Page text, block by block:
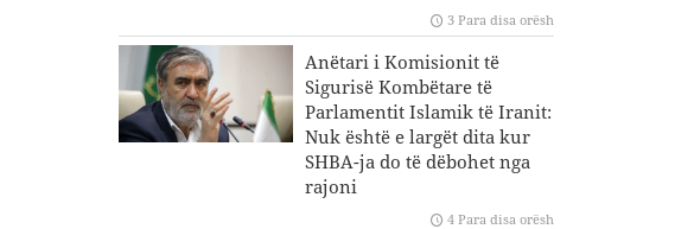
3 Para disa orësh
Anëtari i Komisionit të
Sigurisë Kombëtare të
Parlamentit Islamik të Iranit:
Nuk është e largët dita kur
SHBA-ja do të dëbohet nga
rajoni
4 Para disa orësh